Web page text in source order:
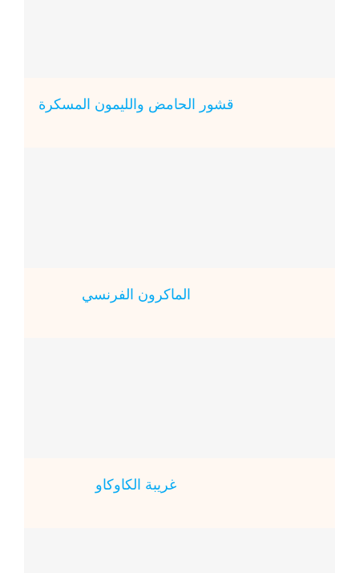
قشور الحامض والليمون المسكرة
الماكرون الفرنسي
غريبة الكاوكاو